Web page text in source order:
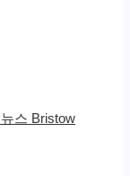
스 Bristow